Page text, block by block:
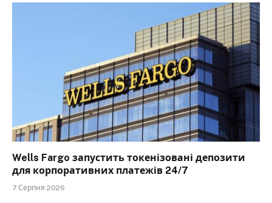
Wells Fargo запустить токенізовані депозити
для корпоративних платежів 24/7
7 Серпня 2026